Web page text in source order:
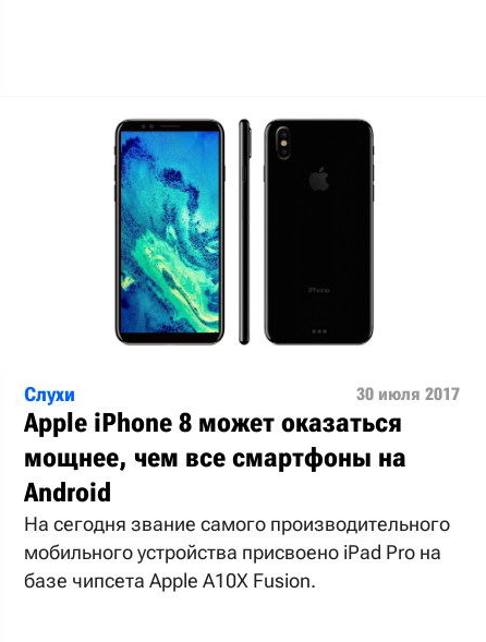
Слухи 30 июля 2017
Apple iPhone 8 может оказаться
мощнее, чем все смартфоны на
Android
На сегодня звание самого производительного
мобильного устройства присвоено iPad Pro на
базе чипсета Apple A10X Fusion.